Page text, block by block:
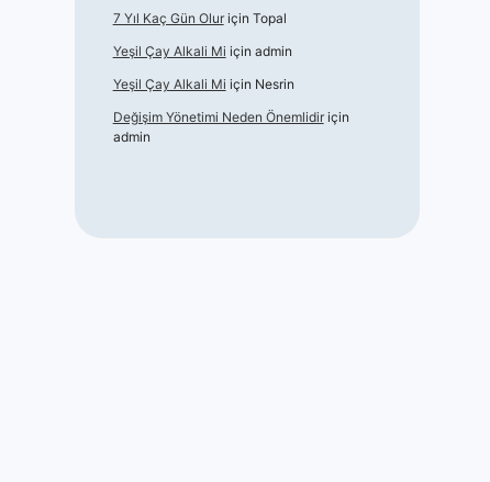
7 Yıl Kaç Gün Oluriçin Topal
Yeşil Çay Alkali Mi için admin
Yeşil Çay Alkali Mi için Nesrin
Değişim Yönetimi Neden Önemlidiriçin
admin